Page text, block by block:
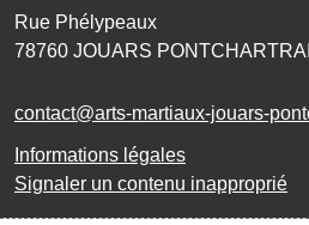
Rue Phélypeaux
78760 JOUARS
contact@arts-martiaux-jouars-
Informations légales
Signaler un contenu inapproprié